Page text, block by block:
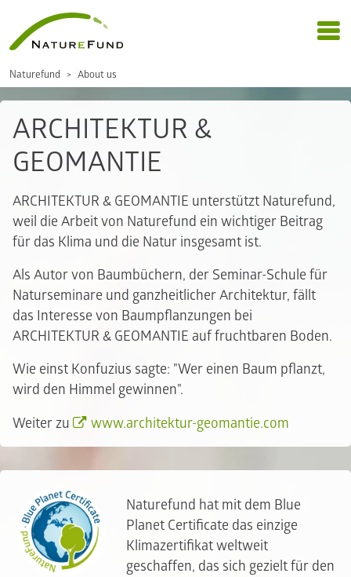
Naturefund About us
ARCHITEKTUR &
GEOMANTIE
ARCHITEKTUR & GEOMANTIE unterstützt Naturefund,
weil die Arbeit von Naturefund ein wichtiger Beitrag
für das Klima und die Natur insgesamt ist.
Als Autor von Baumbüchern, der Seminar-Schule für
Naturseminare und ganzheitlicher Architektur, fällt
das Interesse von Baumpflanzungen bei
ARCHITEKTUR & GEOMANTIE auf fruchtbaren Boden.
Wie einst Konfuzius sagte: "Wer einen Baum pflanzt,
wird den Himmel gewinnen".
Weiter zu www.architektur-geomantie.com
Naturefund hat mit dem Blue
Planet Certificate das einzige
Klimazertifikat weltweit
geschaffen, das sich gezielt für den